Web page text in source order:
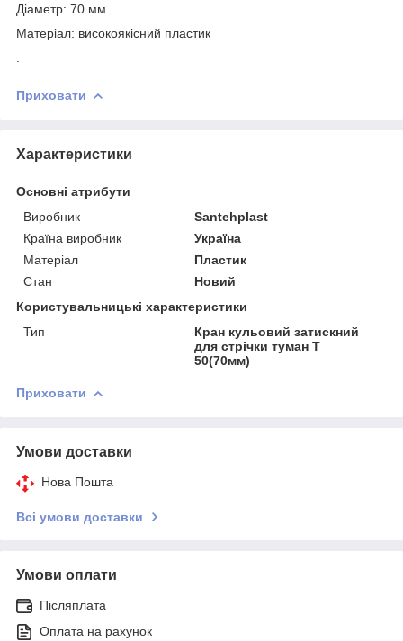
Діаметр: 70 мм
Матеріал: високоякісний пластик
Приховати
Характеристики
Основні атрибути
Виробник
Santehplast
Країна виробник
Україна
Матеріал
Пластик
Стан
Новий
Користувальницькі характеристики
Тип
Кран кульовий затискний
для стрічки туман Т
50(70мм)
Приховати
Умови доставки
Нова Пошта
Всі умови доставки
Умови оплати
Післяплата
Оплата на рахунок